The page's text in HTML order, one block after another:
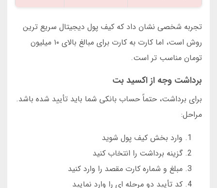
تجربه شخصی نشان داد که کیف پول دیجیتال سریع ترین
روش است، اما کارت به کارت برای مبالغ بالای ۱۰ میلیون
تومان مناسب تر است.
برداشت وجه از اکسید بت
برای برداشت، حتماً حساب بانکی شما باید تأیید شده باشد.
مراحل:
وارد بخش کیف پول شوید
گزینه برداشت را انتخاب کنید
مبلغ و شماره کارت مقصد را وارد کنید
کد تأیید دو مرحله ای را وارد نمایید